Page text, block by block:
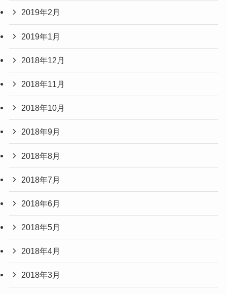
2019年2月
2019年1月
2018年12月
2018年11月
2018年10月
2018年9月
2018年8月
2018年7月
2018年6月
2018年5月
2018年4月
2018年3月